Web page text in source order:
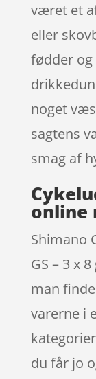
været et
eller
fødder og
noget
sagtens
smag af
online
Shimano
GS – 3 x
man
varerne i
du får jo